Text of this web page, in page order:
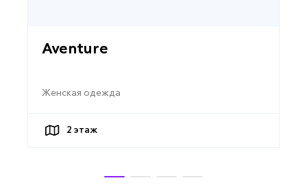
Aventure
Женская одежда
2 этаж